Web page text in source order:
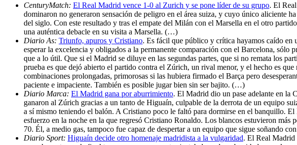
CenturyMatch: El Real Madrid vence 1-0 al Zurich y se pone líder de su grupo. El
dominaron no generaron sensación de peligro en el área suiza, y cuyo único aliciente
del siglo. Con este resultado y tras el empate del Milán con el Marsella en el otro
una auténtica debacle en su visita a Marsella. (…)
Diario As: Triunfo, apuros y Cristiano. Es fácil que público y crítica hayamos caído en
esperar la excelencia y obligados a la permanente comparación con el Barcelona,
que a lo útil. Que si el Madrid se diluye en las segundas partes, que si no remata los
prueba es que dejó abierto el partido contra el Zúrich, un rival menor, y el hecho es
combinaciones prolongadas, primorosas si las hubiera firmado el Barça pero
paciente e impaciente. También es posible jugar bien sin ser bajito. (…)
Diario Marca: El Madrid gana por aburrimiento. El Madrid dio un pase adelante en la
ganaron al Zúrich gracias a un tanto de Higuaín, culpable de la derrota de un equipo
a sí mismo teniendo el balón. A Cristiano poco le faltó para dormirse en el banquillo.
esfuerzo en la noche en la que regresó Cristiano Ronaldo. Los blancos estuvieron
70. Él, a medio gas, tampoco fue capaz de despertar a un equipo que sigue soñando
Diario Sport: Higuaín decide otro homenaje madridista a la vulgaridad. El Real Madrid